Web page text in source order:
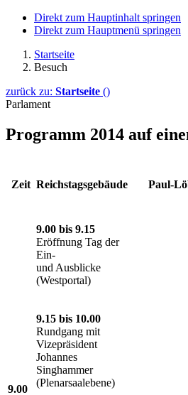
Direkt zum Hauptinhalt springen
Direkt zum Hauptmenü springen
Startseite
Besuch
zurück zu: Startseite ()
Parlament
Programm 2014 auf
Zeit Reichstagsgebäude Paul-
9.00
9.00 bis 9.15
Eröffnung Tag der
Ein-
und Ausblicke
(Westportal)
9.15 bis 10.00
Rundgang mit
Vizepräsident
Johannes
Singhammer
(Plenarsaalebene)